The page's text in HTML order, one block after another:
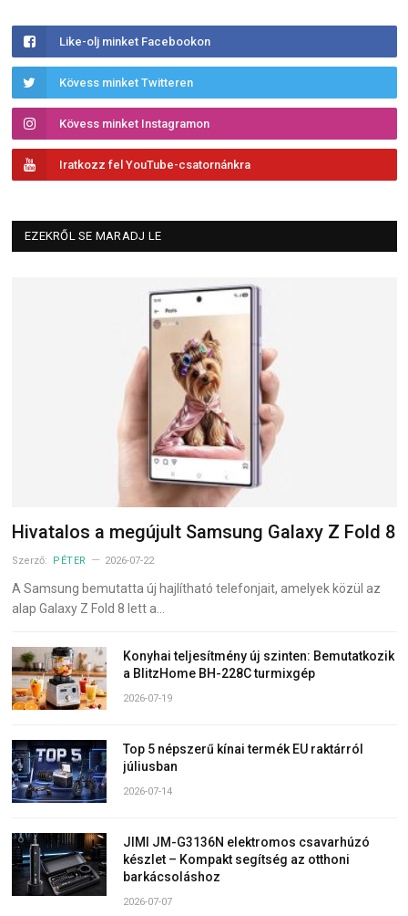
Like-olj minket Facebookon
Kövess minket Twitteren
Kövess minket Instagramon
Iratkozz fel YouTube-csatornánkra
EZEKRŐL SE MARADJ LE
Hivatalos a megújult Samsung Galaxy Z Fold 8
Szerző: PÉTER 2026-07-22
A Samsung bemutatta új hajlítható telefonjait, amelyek közül az
alap Galaxy Z Fold 8 lett a…
Konyhai teljesítmény új szinten: Bemutatkozik
a BlitzHome BH-228C turmixgép
2026-07-19
Top 5 népszerű kínai termék EU raktárról
júliusban
2026-07-14
JIMI JM-G3136N elektromos csavarhúzó
készlet – Kompakt segítség az otthoni
barkácsoláshoz
2026-07-07